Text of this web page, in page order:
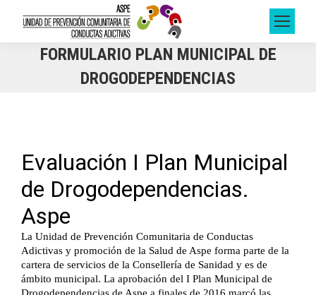
FORMULARIO PLAN MUNICIPAL DE
DROGODEPENDENCIAS